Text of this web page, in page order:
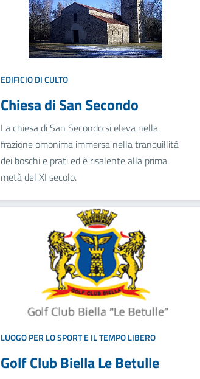
EDIFICIO DI CULTO
Chiesa di San Secondo
La chiesa di San Secondo si eleva nella
frazione omonima immersa nella tranquillità
dei boschi e prati ed è risalente alla prima
metà del XI secolo.
LUOGO PER LO SPORT E IL TEMPO LIBERO
Golf Club Biella Le Betulle